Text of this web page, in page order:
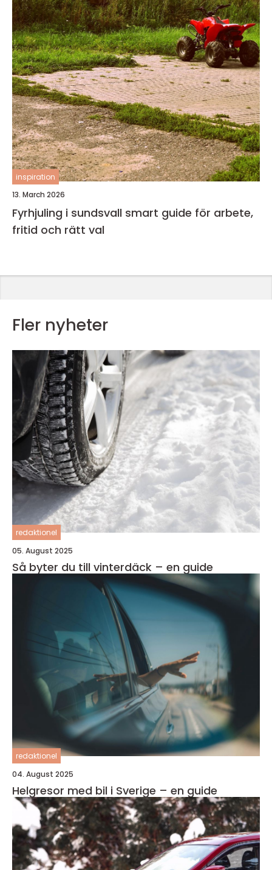
inspiration
13. March 2026
Fyrhjuling i sundsvall smart guide för arbete,
fritid och rätt val
Fler nyheter
redaktionel
05. August 2025
Så byter du till vinterdäck – en guide
redaktionel
04. August 2025
Helgresor med bil i Sverige – en guide